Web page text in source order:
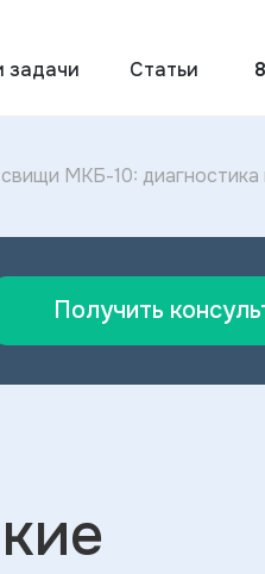
задачи Статьи
МКБ-10: диагностика
Получить